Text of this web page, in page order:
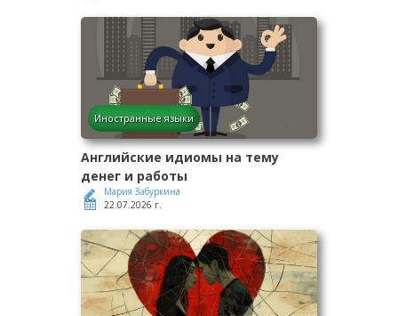
Иностранные языки
Английские идиомы на тему
денег и работы
Мария Забуркина
22.07.2026 г.